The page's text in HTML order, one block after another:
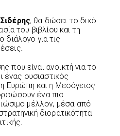
, θα δώσει το δικό
του βιβλίου και τη
για τις
που είναι ανοικτή για το
ένας ουσιαστικός
Ευρώπη και η Μεσόγειος
ένα πιο
μέλλον, μέσα από
διορατικότητα